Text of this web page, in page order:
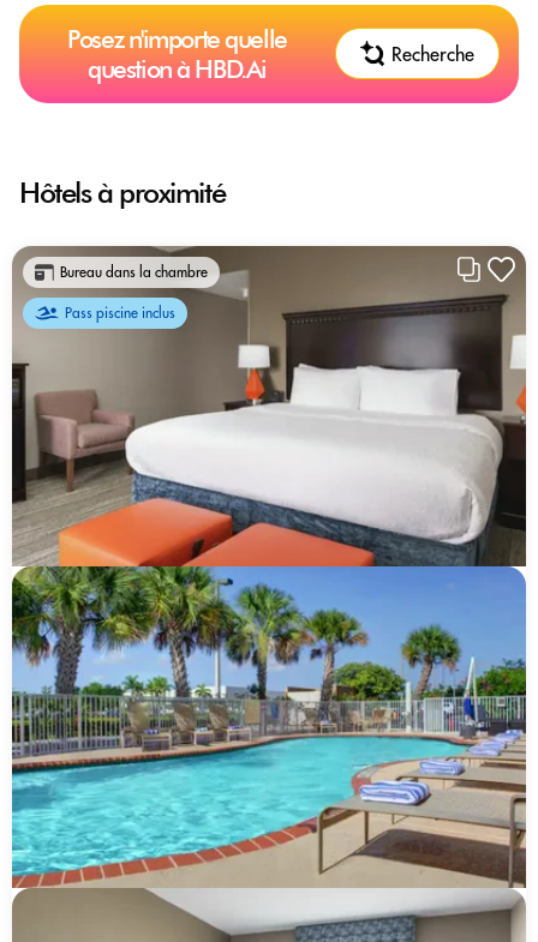
Posez n'importe quelle
question à HBD.Ai
Recherche
Hôtels à proximité
Bureau dans la chambre
Pass piscine inclus